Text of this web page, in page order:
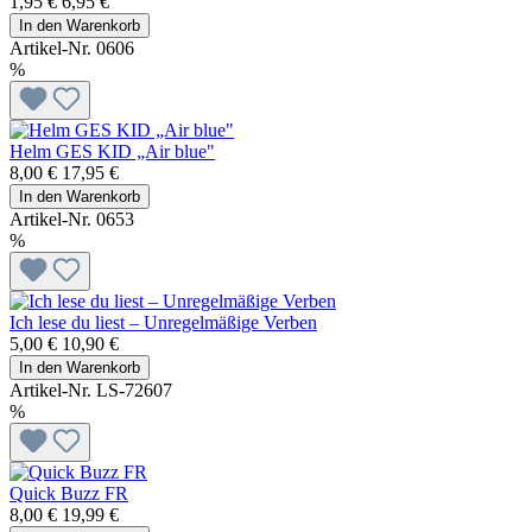
In den Warenkorb
Artikel-Nr. 0606
%
Helm GES KID „Air blue"
8,00 € 17,95 €
In den Warenkorb
Artikel-Nr. 0653
%
Ich lese du liest – Unregelmäßige Verben
5,00 € 10,90 €
In den Warenkorb
Artikel-Nr. LS-72607
%
Quick Buzz FR
8,00 € 19,99 €